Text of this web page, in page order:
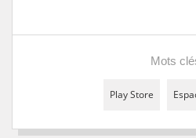
Mots
Play Store